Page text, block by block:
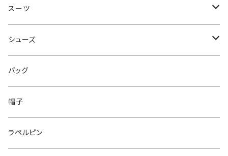
50/XL～
48/L
50/XL～
46/M
48/L
50/XL～
～44/S
46/M
48/L
50/XL～
スーツ
～44/S
46/M
48/L
50/XL～
シューズ
～25.5cm
26cm～
27cm～
バッグ
帽子
ラペルピン